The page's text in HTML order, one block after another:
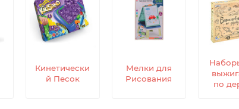
Кинетически
й Песок
Мелки для
Рисования
по